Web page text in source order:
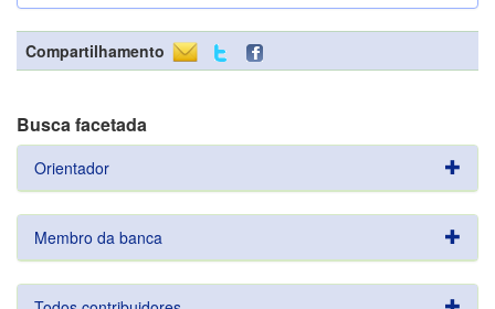
Compartilhamento
Busca facetada
Orientador
Membro da banca